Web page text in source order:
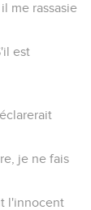
me rassasie
est
je ne fais
l'innocent